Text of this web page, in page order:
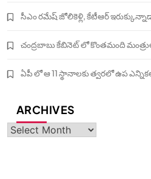
సీఎం రమేష్ జోలికెళ్లి, కేటీఆర్
చంద్రబాబు కేబినెట్ లో కొంతమంది
ఏపీ లో ఆ 11 స్థానాలకు త్వరలో ఉప
ARCHIVES
Archives